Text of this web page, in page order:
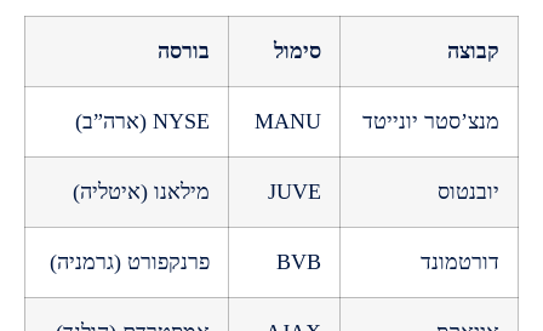
בורסה
יונייטד MANU NYSE (ארה”ב)
מילאנו (איטליה)
פרנקפורט (גרמניה)